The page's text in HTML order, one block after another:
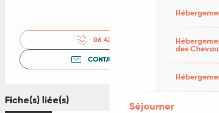
des
Séjourner
06 42 17 08
CONTACTEZ-NOUS
Fiche(s) liée(s)